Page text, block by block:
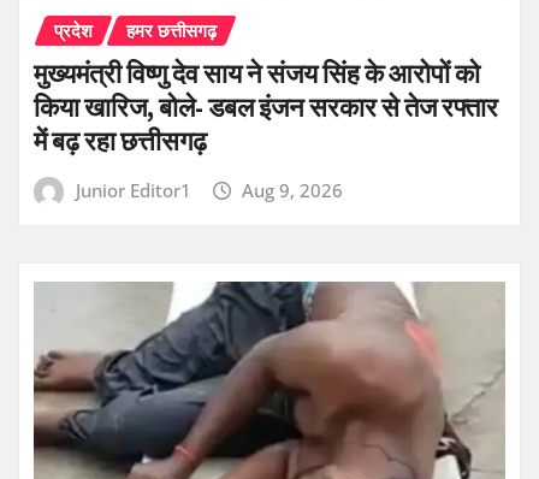
प्रदेश हमर छत्तीसगढ़
मुख्यमंत्री विष्णु देव साय ने संजय सिंह के आरोपों को
किया खारिज, बोले- डबल इंजन सरकार से तेज रफ्तार
में बढ़ रहा छत्तीसगढ़
Junior Editor1 Aug 9, 2026